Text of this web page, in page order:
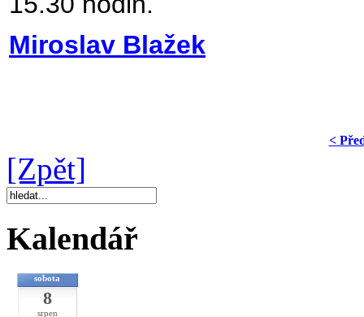
Miroslav Blažek
<
[Zpět]
Kalendář
sobota
8
srpen